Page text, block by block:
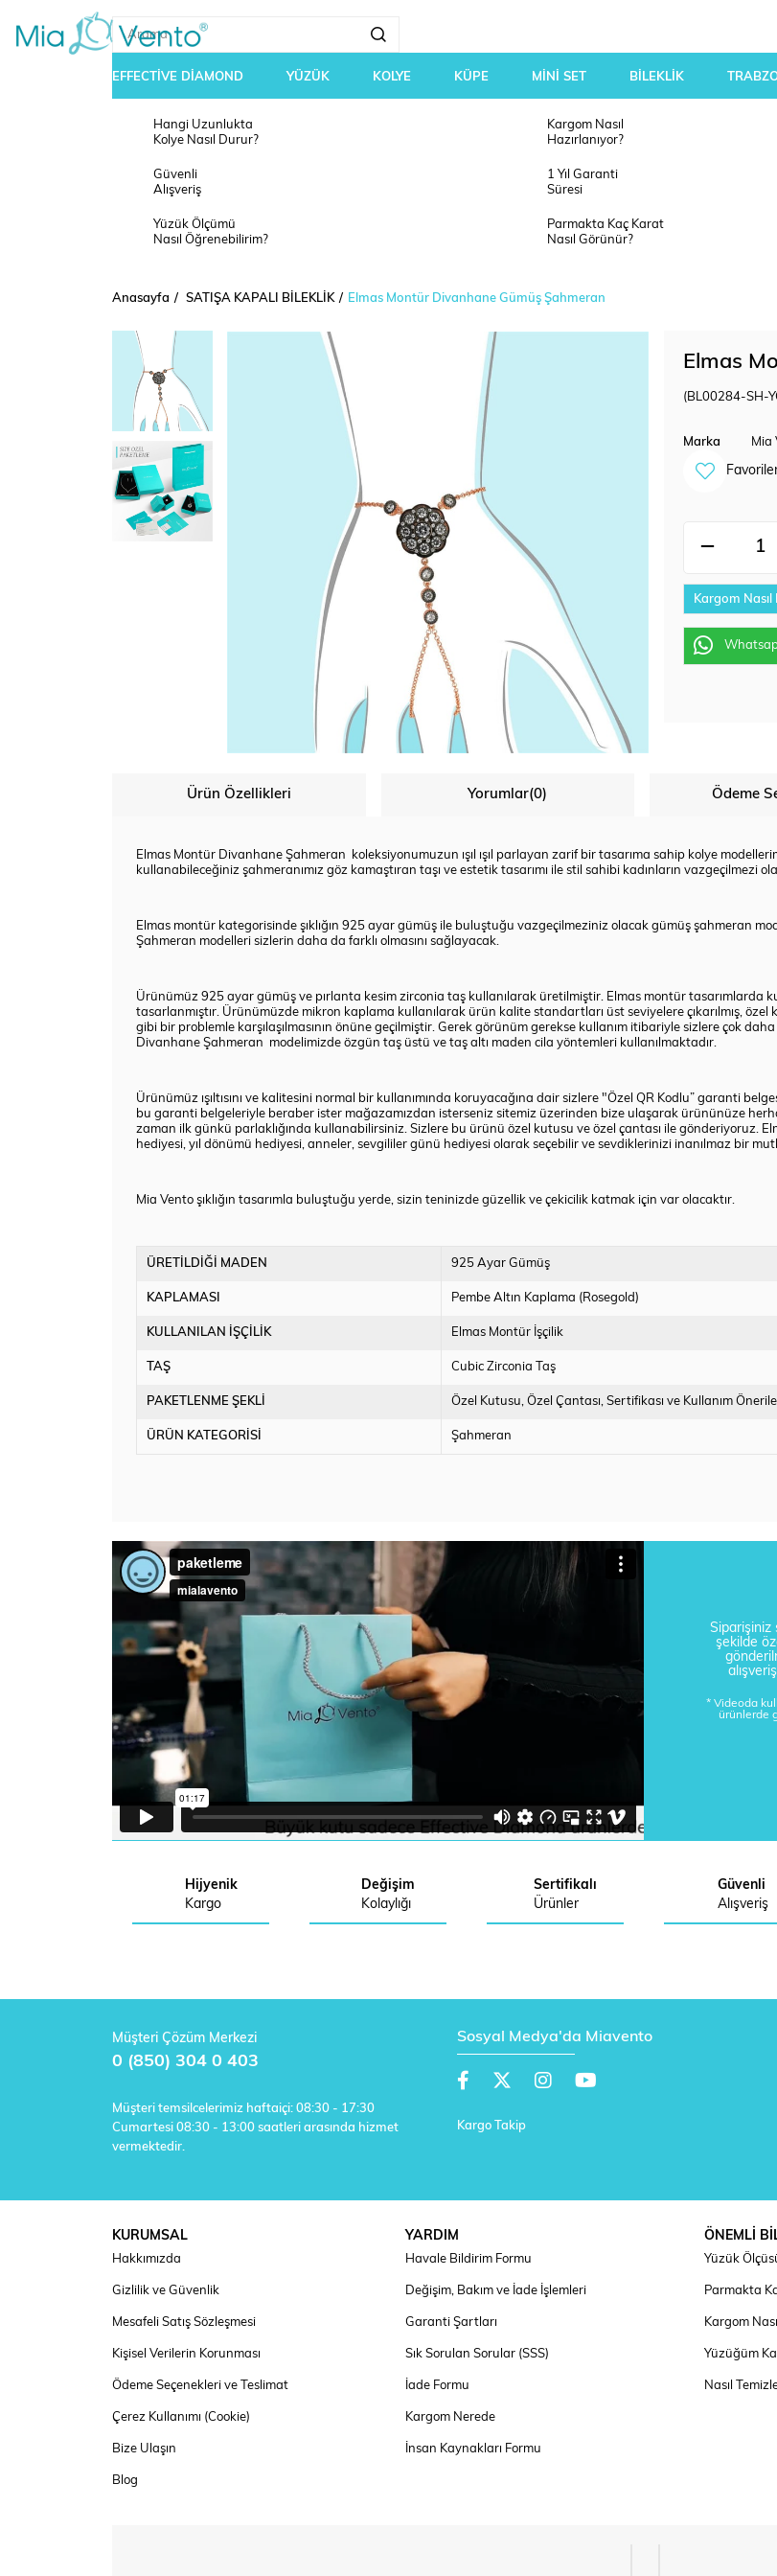
EFFECTİVE DİAMOND YÜZÜK KOLYE KÜPE MİNİ SET BİLEKLİK
Hangi Uzunlukta
Kolye Nasıl Durur?
Kargom Nasıl
Hazırlanıyor?
Güvenli
Alışveriş
1 Yıl Garanti
Süresi
Yüzük Ölçümü
Nasıl Öğrenebilirim?
Parmakta Kaç Karat
Nasıl Görünür?
Anasayfa SATIŞA KAPALI BİLEKLİK Elmas Montür Divanhane Gümüş Şahmeran
Elmas
(BL00284-SH-
Marka Mia
Kargom Nasıl
Ürün Özellikleri Yorumlar(0) Ödeme
Elmas Montür Divanhane Şahmeran
koleksiyonumuzun ışıl ışıl parlayan zarif bir tasarıma sahip kolye
kullanabileceğiniz şahmeranımız göz kamaştıran taşı ve estetik tasarımı ile stil sahibi kadınların vazgeçilmezi
Elmas montür kategorisinde şıklığın 925 ayar gümüş ile buluştuğu vazgeçilmeziniz olacak gümüş şahmeran
Şahmeran modelleri sizlerin daha da farklı olmasını sağlayacak.
Ürünümüz 925 ayar gümüş ve pırlanta kesim zirconia taş kullanılarak üretilmiştir. Elmas montür tasarımlarda
tasarlanmıştır. Ürünümüzde mikron kaplama kullanılarak ürün kalite standartları üst seviyelere çıkarılmış,
gibi bir problemle karşılaşılmasının önüne geçilmiştir. Gerek görünüm gerekse kullanım itibariyle sizlere çok
Divanhane Şahmeran modelimizde özgün taş üstü ve taş altı maden cila yöntemleri kullanılmaktadır.
Ürünümüz ışıltısını ve kalitesini normal bir kullanımında koruyacağına dair sizlere "Özel QR Kodlu” garanti
bu garanti belgeleriyle beraber ister mağazamızdan isterseniz sitemiz üzerinden bize ulaşarak ürününüze
zaman ilk günkü parlaklığında kullanabilirsiniz. Sizlere bu ürünü özel kutusu ve özel çantası ile gönderiyoruz.
hediyesi, yıl dönümü hediyesi, anneler, sevgililer günü hediyesi olarak seçebilir ve sevdiklerinizi inanılmaz bir
Mia Vento şıklığın tasarımla buluştuğu yerde, sizin teninizde güzellik ve çekicilik katmak için var olacaktır.
ÜRETİLDİĞİ MADEN 925 Ayar Gümüş
KAPLAMASI Pembe Altın Kaplama (Rosegold)
KULLANILAN İŞÇİLİK Elmas Montür İşçilik
TAŞ Cubic Zirconia Taş
PAKETLENME ŞEKLİ Özel Kutusu Özel Çantası Sertifikası ve Kullanım
ÜRÜN KATEGORİSİ Şahmeran
Siparişiniz
şekilde
* Videoda
ürünlerde
Hijyenik
Kargo
Değişim
Kolaylığı
Sertifikalı
Ürünler
Güvenli
Alışveriş
Müşteri Çözüm Merkezi
0 (850) 304 0 403
Müşteri temsilcelerimiz haftaiçi: 08:30 - 17:30
Cumartesi 08:30 - 13:00 saatleri arasında hizmet
vermektedir.
Sosyal Medya'da Miavento
Kargo Takip
KURUMSAL
Hakkımızda
Gizlilik ve Güvenlik
Mesafeli Satış Sözleşmesi
Kişisel Verilerin Korunması
Ödeme Seçenekleri ve Teslimat
Çerez Kullanımı (Cookie)
Bize Ulaşın
Blog
YARDIM
Havale Bildirim Formu
Değişim, Bakım ve İade İşlemleri
Garanti Şartları
Sık Sorulan Sorular (SSS)
İade Formu
Kargom Nerede
İnsan Kaynakları Formu
ÖNEMLİ
Yüzük
Parmakta
Kargom
Yüzüğüm
Nasıl